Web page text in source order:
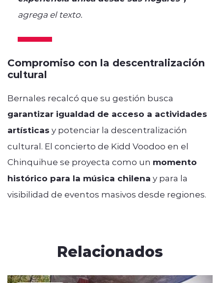
agrega el texto.
Compromiso con la descentralización
cultural
Bernales recalcó que su gestión busca
garantizar igualdad de acceso a actividades
artísticas y potenciar la descentralización
cultural. El concierto de Kidd Voodoo en el
Chinquihue se proyecta como un momento
histórico para la música chilena y para la
visibilidad de eventos masivos desde regiones.
Relacionados